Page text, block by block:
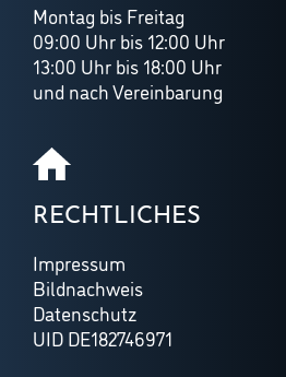
Montag bis Freitag
09:00 Uhr bis 12:00 Uhr
13:00 Uhr bis 18:00 Uhr
und nach Vereinbarung
RECHTLICHES
Impressum
Bildnachweis
Datenschutz
UID DE182746971